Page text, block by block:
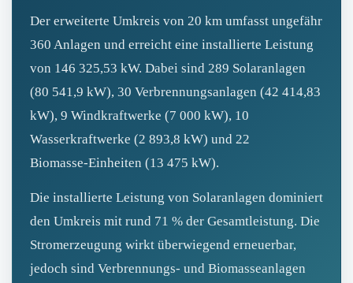
Der erweiterte Umkreis von 20 km umfasst ungefähr
360 Anlagen und erreicht eine installierte Leistung
von 146 325,53 kW. Dabei sind 289 Solaranlagen
(80 541,9 kW), 30 Verbrennungsanlagen (42 414,83
kW), 9 Windkraftwerke (7 000 kW), 10
Wasserkraftwerke (2 893,8 kW) und 22
Biomasse‑Einheiten (13 475 kW).
Die installierte Leistung von Solaranlagen dominiert
den Umkreis mit rund 71 % der Gesamtleistung. Die
Stromerzeugung wirkt überwiegend erneuerbar,
jedoch sind Verbrennungs- und Biomasseanlagen